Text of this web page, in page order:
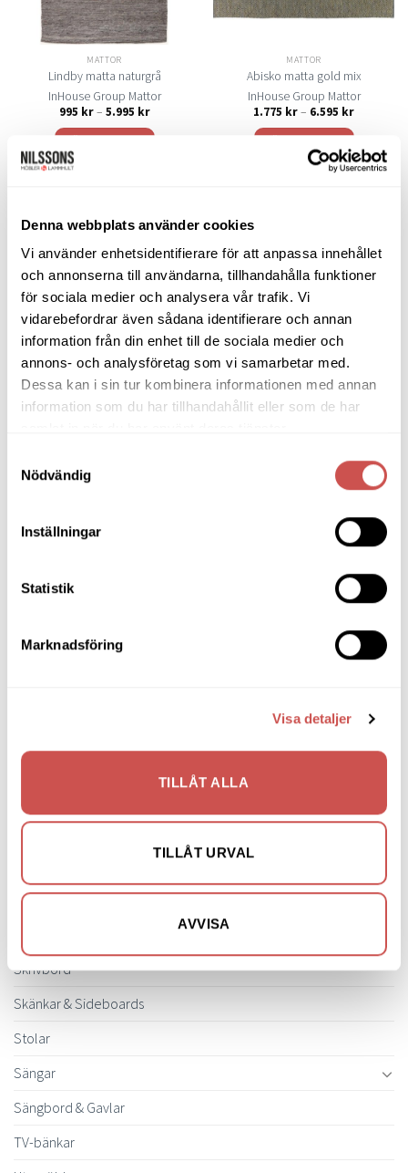
Denna webbplats använder cookies
Vi använder enhetsidentifierare för att anpassa innehållet
och annonserna till användarna, tillhandahålla funktioner
för sociala medier och analysera vår trafik. Vi
vidarebefordrar även sådana identifierare och annan
information från din enhet till de sociala medier och
annons- och analysföretag som vi samarbetar med.
Dessa kan i sin tur kombinera informationen med annan
information som du har tillhandahållit eller som de har
Nödvändig
Inställningar
Statistik
Marknadsföring
Visa detaljer
TILLÅT ALLA
TILLÅT URVAL
AVVISA
produktsidan
produktsidan
MATTOR
Lindby matta naturgrå
InHouse Group Mattor
995 kr – 5.995 krPrisintervall:
till
har
varianter.
De
olika
alternativen
kan
på
produktsidan
MATTOR
Abisko matta gold mix
InHouse Group Mattor
1.775 kr– 6.595 kr
till
6.595 kr
Den
varianter.
De
olika
alternativen
kan
på
produktsidan
SORTIMENT
Barbord
Barstolar & Barpallar
Belysning
Bokhyllor
Bäddsoffor
Hallmöbler
Ljusbelysta Glastavlor
Mattor
Pinnsoffor
Soffbord
Skrivbord
Skänkar & Sideboards
Stolar
Sängar
Sängbord & Gavlar
TV-bänkar